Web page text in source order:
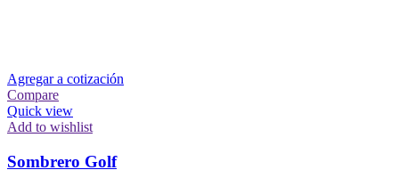
Agregar a cotización
Compare
Quick view
Add to wishlist
Sombrero Golf